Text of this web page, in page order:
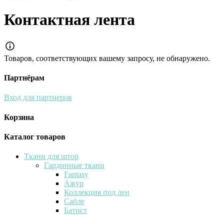
Контактная лента
Товаров, соответствующих вашему запросу, не обнаружено.
Партнёрам
Вход для партнеров
Корзина
Каталог товаров
Ткани для штор
Гардинные ткани
Fantasy
Ажур
Коллекция под лен
Сабле
Батист